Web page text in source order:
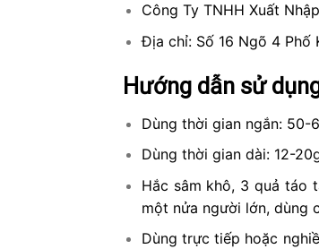
Công Ty TNHH Xuất
Địa chỉ: Số 16 Ngõ 4 Phố
Hướng dẫn sử
Dùng thời gian ngắn: 50-
Dùng thời gian dài: 12-
Hắc sâm khô, 3 quả táo
một nửa người lớn, dùng
Dùng trực tiếp hoặc